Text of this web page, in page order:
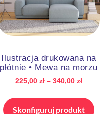
Ilustracja drukowana na
płótnie • Mewa na morzu
225,00 zł – 340,00 zł
Skonfiguruj produkt